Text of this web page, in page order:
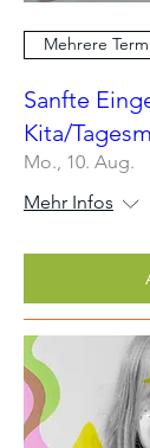
Mehrere
Sanfte
Kita/
Mo., 10. Aug.
Mehr Infos